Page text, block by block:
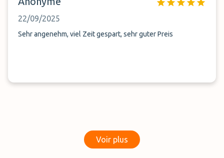
22/09/2025
Sehr angenehm, viel Zeit gespart, sehr guter Preis
Voir plus